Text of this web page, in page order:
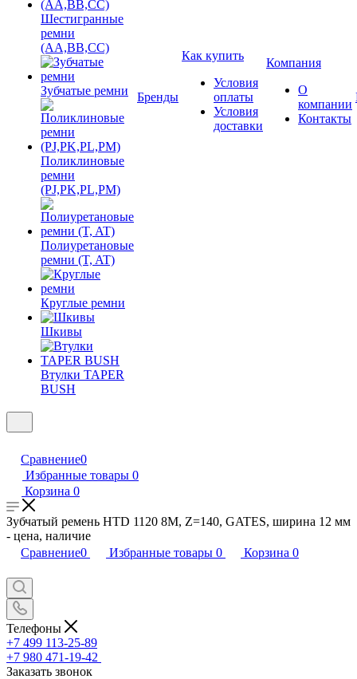
Шестигранные
ремни
(AA,BB,CC)
Зубчатые ремни
Поликлиновые
ремни
(PJ,PK,PL,PM)
Полиуретановые
ремни (T, AT)
Круглые ремни
Шкивы
Втулки TAPER
BUSH
Бренды
Как купить
Условия
оплаты
Условия
доставки
Компания
О
компании
Контакты
Сравнение0
Избранные товары 0
Корзина 0
Зубчатый ремень HTD 1120 8M, Z=140, GATES, ширина 12 мм
- цена, наличие
Сравнение0 Избранные товары 0 Корзина 0
Телефоны
+7 499 113-25-89
+7 980 471-19-42
Заказать звонок